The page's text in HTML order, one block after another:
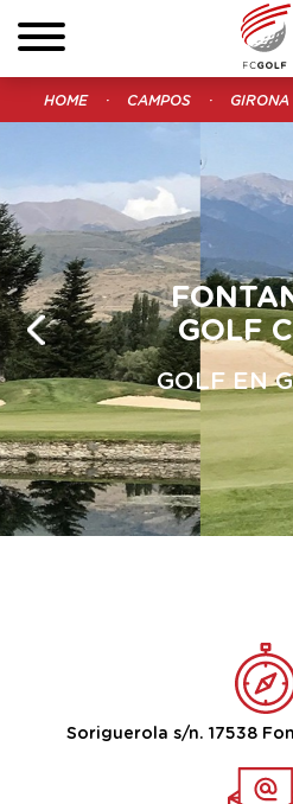
HOME CAMPOS GIRONA
GOLF
GOLF EN
Soriguerola s/n. 17538